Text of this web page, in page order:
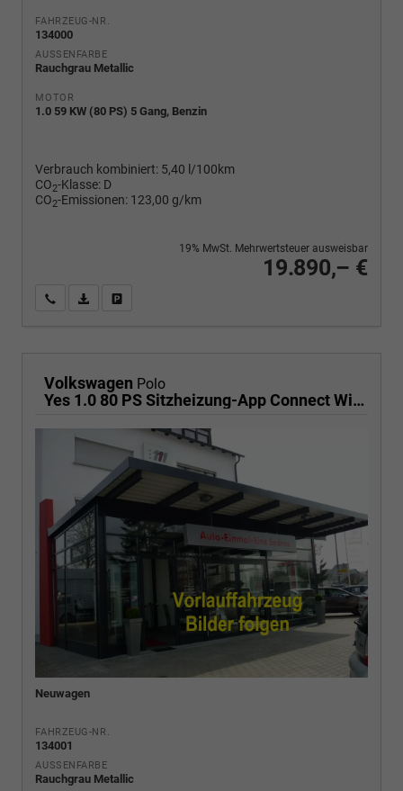
FAHRZEUG-NR.
134000
AUSSENFARBE
Rauchgrau Metallic
MOTOR
1.0 59 KW (80 PS) 5 Gang, Benzin
Verbrauch kombiniert: 5,40 l/100km
CO2-Klasse: D
CO2-Emissionen: 123,00 g/km
19.890,– €
19% MwSt. Mehrwertsteuer ausweisbar
Wir rufen Sie anPDF-Fahrzeugexposé drucken
Volkswagen Polo
Yes 1.0 80 PS Sitzheizung-App Connect Wireless-Einparkhilfe-Klima-Sofort
Neuwagen
FAHRZEUG-NR.
134001
AUSSENFARBE
Rauchgrau Metallic